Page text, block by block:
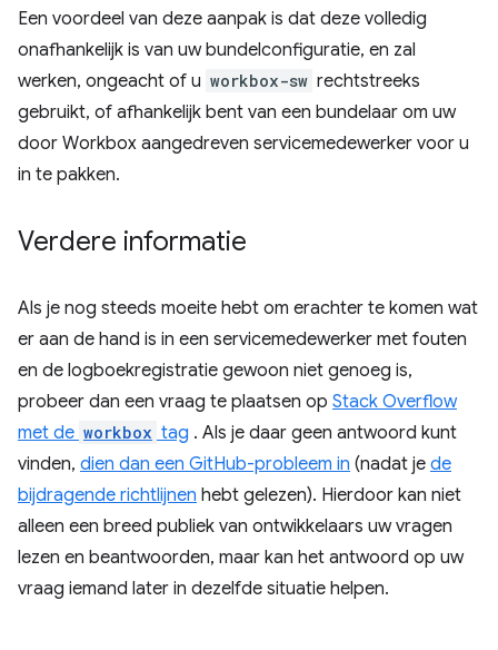
Een voordeel van deze aanpak is dat deze volledig
onafhankelijk is van uw bundelconfiguratie, en zal
werken, ongeacht of u workbox-sw rechtstreeks
gebruikt, of afhankelijk bent van een bundelaar om uw
door Workbox aangedreven servicemedewerker voor u
in te pakken.
Verdere informatie
Als je nog steeds moeite hebt om erachter te komen wat
er aan de hand is in een servicemedewerker met fouten
en de logboekregistratie gewoon niet genoeg is,
probeer dan een vraag te plaatsen op Stack Overflow
met de workbox tag . Als je daar geen antwoord kunt
vinden, dien dan een GitHub-probleem in (nadat je de
bijdragende richtlijnen hebt gelezen). Hierdoor kan niet
alleen een breed publiek van ontwikkelaars uw vragen
lezen en beantwoorden, maar kan het antwoord op uw
vraag iemand later in dezelfde situatie helpen.